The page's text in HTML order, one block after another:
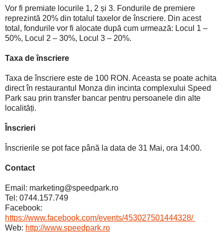
Vor fi premiate locurile 1, 2 și 3. Fondurile de premiere
reprezintă 20% din totalul taxelor de înscriere. Din acest
total, fondurile vor fi alocate după cum urmează: Locul 1 –
50%, Locul 2 – 30%, Locul 3 – 20%.
Taxa de înscriere
Taxa de înscriere este de 100 RON. Aceasta se poate achita
direct în restaurantul Monza din incinta complexului Speed
Park sau prin transfer bancar pentru persoanele din alte
localități.
Înscrieri
Înscrierile se pot face până la data de 31 Mai, ora 14:00.
Contact
Email: marketing@speedpark.ro
Tel: 0744.157.749
Facebook:
https://www.facebook.com/events/453027501444328/
Web: http://www.speedpark.ro